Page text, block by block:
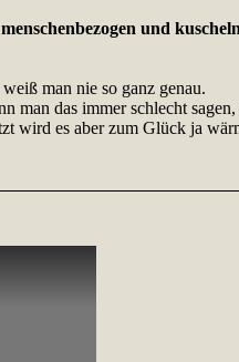
und
man nie so ganz genau.
das immer schlecht sagen,
wird es aber zum Glück ja